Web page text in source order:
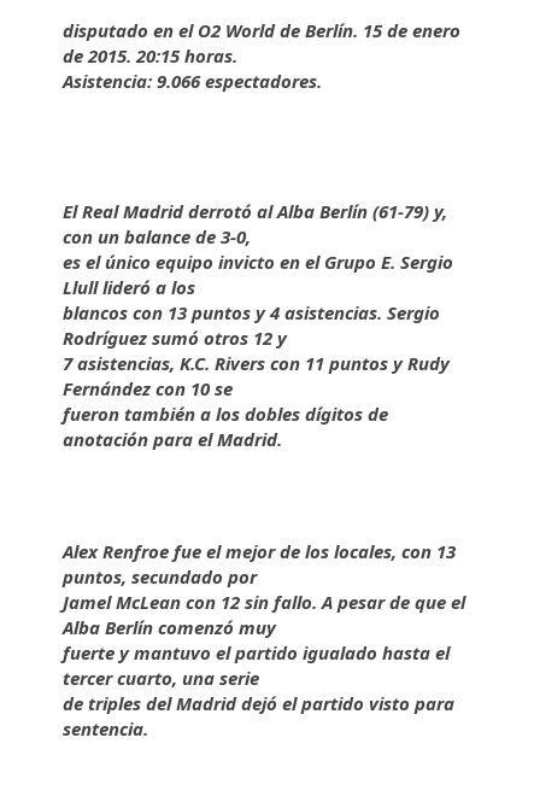
disputado en el O2 World de Berlín. 15 de enero
de 2015. 20:15 horas.
Asistencia: 9.066 espectadores.
El Real Madrid derrotó al Alba Berlín (61-79) y,
con un balance de 3-0,
es el único equipo invicto en el Grupo E. Sergio
Llull lideró a los
blancos con 13 puntos y 4 asistencias. Sergio
Rodríguez sumó otros 12 y
7 asistencias, K.C. Rivers con 11 puntos y Rudy
Fernández con 10 se
fueron también a los dobles dígitos de
anotación para el Madrid.
Alex Renfroe fue el mejor de los locales, con 13
puntos, secundado por
Jamel McLean con 12 sin fallo. A pesar de que el
Alba Berlín comenzó muy
fuerte y mantuvo el partido igualado hasta el
tercer cuarto, una serie
de triples del Madrid dejó el partido visto para
sentencia.